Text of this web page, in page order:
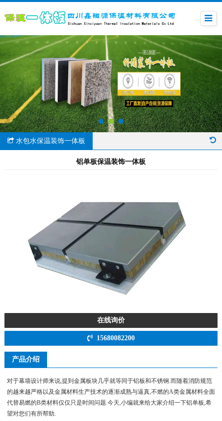
水包水保温装饰一体板
铝单板保温装饰一体板
在线询价
15680082200
产品介绍
对于幕墙设计师来说,提到金属板块几乎就等同于铝板和不锈钢.而随着消防规范
的越来越严格以及金属材料生产技术的逐渐成熟与逼真,不燃的A类金属材料全面
代替易燃的B类材料仅仅只是时间问题.今天,小编就来给大家介绍一下铝单板,希
望对您们有所帮助.